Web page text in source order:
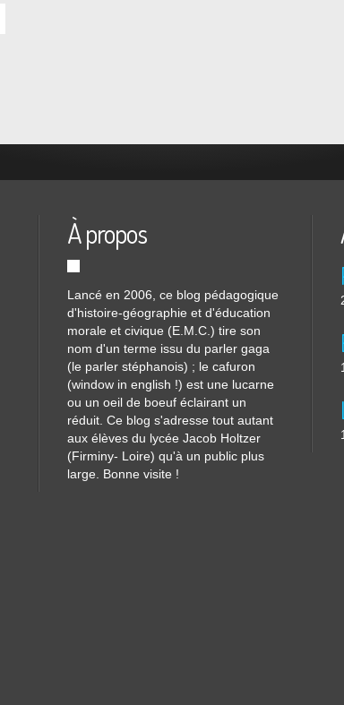
À propos
Lancé en 2006, ce blog pédagogique
d'histoire-géographie et d'éducation
morale et civique (E.M.C.) tire son
nom d'un terme issu du parler gaga
(le parler stéphanois) ; le cafuron
(window in english !) est une lucarne
ou un oeil de boeuf éclairant un
réduit. Ce blog s'adresse tout autant
aux élèves du lycée Jacob Holtzer
(Firminy- Loire) qu'à un public plus
large. Bonne visite !